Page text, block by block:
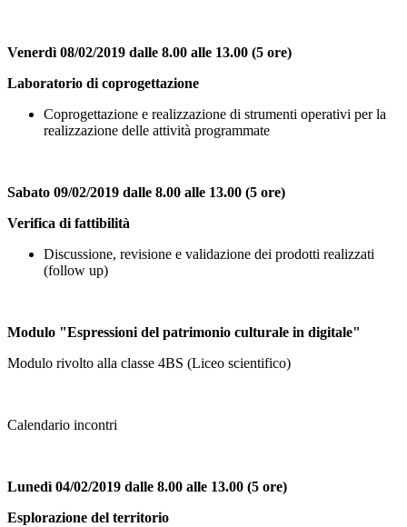
Venerdì 08/02/2019 dalle 8.00 alle 13.00 (5 ore)
Laboratorio di coprogettazione
Coprogettazione e realizzazione di strumenti operativi per la
realizzazione delle attività programmate
Sabato 09/02/2019 dalle 8.00 alle 13.00 (5 ore)
Verifica di fattibilità
Discussione, revisione e validazione dei prodotti realizzati
(follow up)
Modulo "Espressioni del patrimonio culturale in digitale"
Modulo rivolto alla classe 4BS (Liceo scientifico)
Calendario incontri
Lunedì 04/02/2019 dalle 8.00 alle 13.00 (5 ore)
Esplorazione del territorio